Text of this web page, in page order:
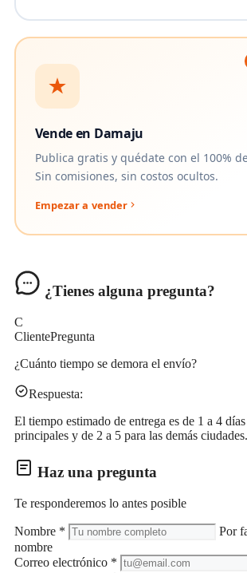
Vende en Damaju
Publica gratis y quédate con el 100%
Sin comisiones, sin costos ocultos.
Empezar a vender
¿Tienes alguna pregunta?
C
ClientePregunta
¿Cuánto tiempo se demora el envío?
Respuesta:
El tiempo estimado de entrega es de 1 a 4
principales y de 2 a 5 para las demás ciudades.
Haz una pregunta
Te responderemos lo antes posible
Nombre *
Por
nombre
Correo electrónico *